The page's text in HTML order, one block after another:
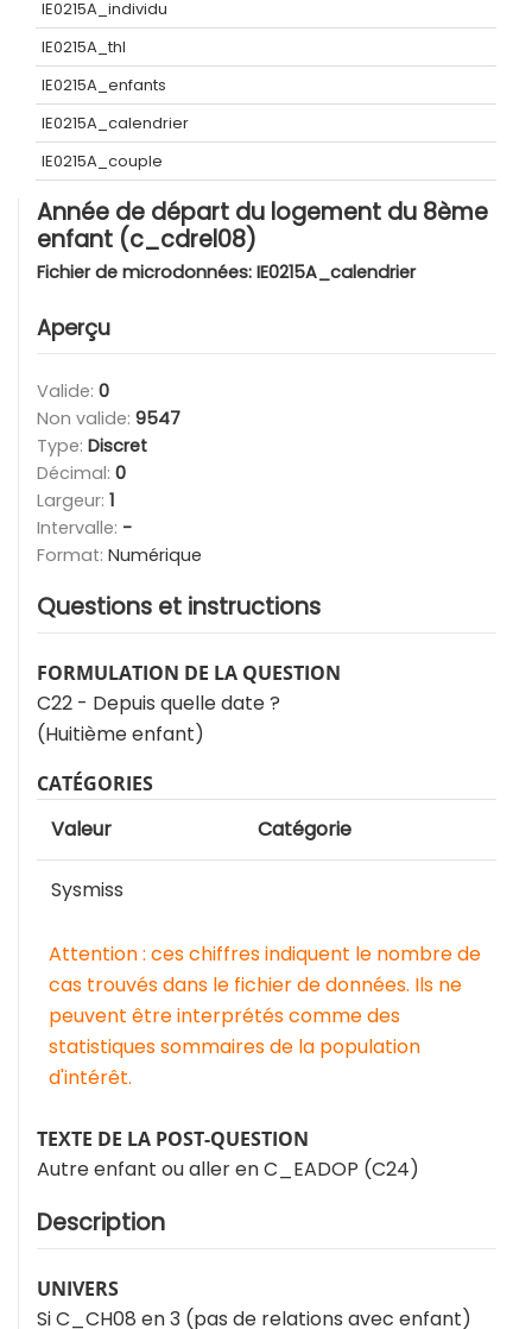
IE0215A_individu
IE0215A_thl
IE0215A_enfants
IE0215A_calendrier
IE0215A_couple
Année de départ du logement du 8ème
enfant (c_cdrel08)
Fichier de microdonnées: IE0215A_calendrier
Aperçu
Valide: 0
Non valide: 9547
Type: Discret
Décimal: 0
Largeur: 1
Intervalle: -
Format: Numérique
Questions et instructions
FORMULATION DE LA QUESTION
C22 - Depuis quelle date ?
(Huitième enfant)
CATÉGORIES
Valeur Catégorie
Sysmiss
Attention : ces chiffres indiquent le nombre de
cas trouvés dans le fichier de données. Ils ne
peuvent être interprétés comme des
statistiques sommaires de la population
d'intérêt.
TEXTE DE LA POST-QUESTION
Autre enfant ou aller en C_EADOP (C24)
Description
UNIVERS
Si C_CH08 en 3 (pas de relations avec enfant)